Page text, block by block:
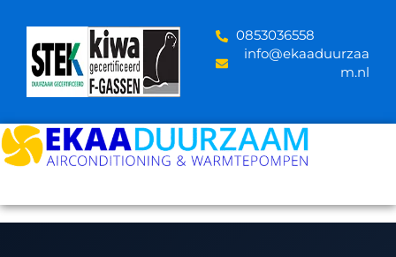
content
‪0853036558
info@ekaaduurzaa
m.nl